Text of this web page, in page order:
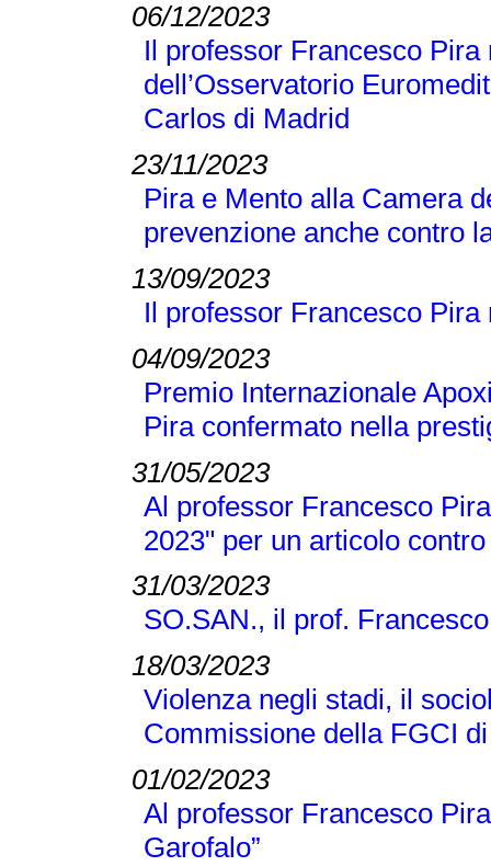
06/12/2023
Il professor Francesco
dell’Osservatorio
Carlos di Madrid
23/11/2023
Pira e Mento alla Camera
prevenzione anche contro
13/09/2023
Il professor Francesco
04/09/2023
Premio Internazionale
Pira confermato nella
31/05/2023
Al professor Francesco
2023" per un articolo
31/03/2023
SO.SAN., il prof.
18/03/2023
Violenza negli stadi, il
Commissione della FGCI
01/02/2023
Al professor Francesco
Garofalo”